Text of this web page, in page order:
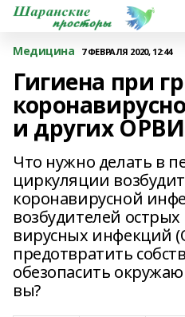
Медицина 7 ФЕВРАЛЯ 2020, 12:44
Гигиена при
и других ОРВИ
Что нужно делать в
циркуляции
коронавирусной
возбудителей
вирусных инфекций
предотвратить
обезопасить
вы?